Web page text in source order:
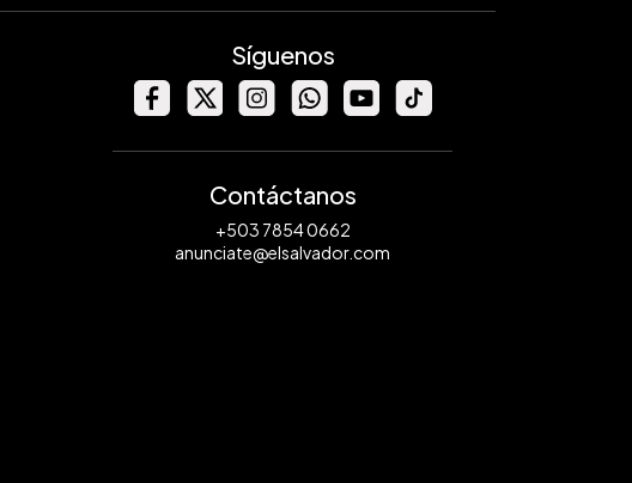
Síguenos
Contáctanos
+503 7854 0662
anunciate@elsalvador.com